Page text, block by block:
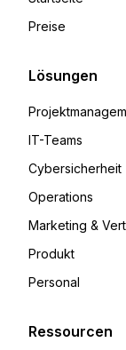
Preise
Lösungen
IT-Teams
Cybersicherheit
Operations
Marketing &
Produkt
Personal
Ressourcen